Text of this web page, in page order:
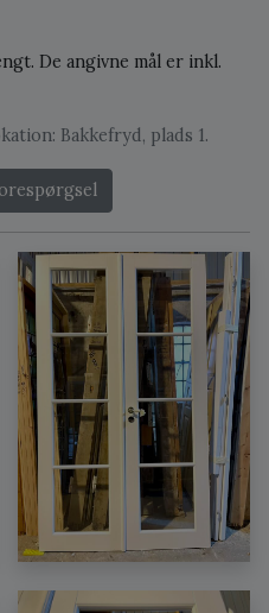
De angivne mål er inkl.
Bakkefryd, plads 1.